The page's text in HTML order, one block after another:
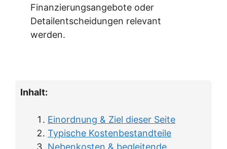
Finanzierungsangebote oder
Detailentscheidungen relevant
werden.
Inhalt:
Einordnung & Ziel dieser Seite
Typische Kostenbestandteile
Nebenkosten & begleitende